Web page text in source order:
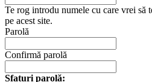
Te rog introdu numele cu care vrei să
pe acest site.
Parolă
Confirmă parolă
Sfaturi parolă: